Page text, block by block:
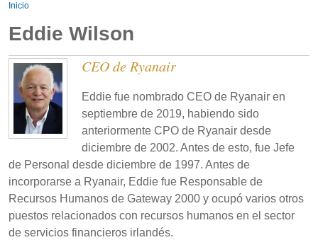
Inicio
Eddie Wilson
CEO de Ryanair
Eddie fue nombrado CEO de Ryanair en
septiembre de 2019, habiendo sido
anteriormente CPO de Ryanair desde
diciembre de 2002. Antes de esto, fue Jefe
de Personal desde diciembre de 1997. Antes de
incorporarse a Ryanair, Eddie fue Responsable de
Recursos Humanos de Gateway 2000 y ocupó varios otros
puestos relacionados con recursos humanos en el sector
de servicios financieros irlandés.